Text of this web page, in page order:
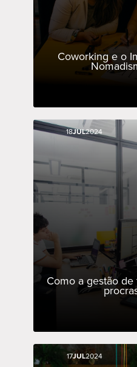
Coworking e o
18JUL2024
Como a gestão
18JUL2024
17JUL2024
17JUL2024